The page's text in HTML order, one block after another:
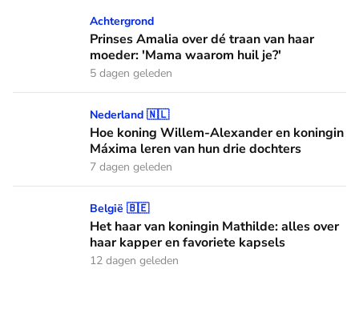
Prinses Amalia over dé traan van haar moeder: 'Mama
Achtergrond
Prinses Amalia over dé traan van haar
moeder: 'Mama waarom huil je?'
5 dagen geleden
Hoe koning Willem-Alexander en koningin Máxima leren
Nederland 🇳🇱
Hoe koning Willem-Alexander en koningin
Máxima leren van hun drie dochters
7 dagen geleden
Het haar van koningin Mathilde: alles over haar kapper en
België 🇧🇪
Het haar van koningin Mathilde: alles over
haar kapper en favoriete kapsels
12 dagen geleden